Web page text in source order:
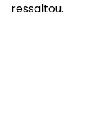
ressaltou.